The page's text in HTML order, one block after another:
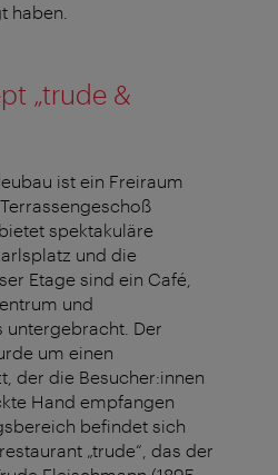
haben.
„trude &
ist ein Freiraum
spektakuläre
und die
Etage sind ein Café,
und
untergebracht. Der
um einen
der die Besucher:innen
Hand empfangen
befindet sich
„trude“, das der